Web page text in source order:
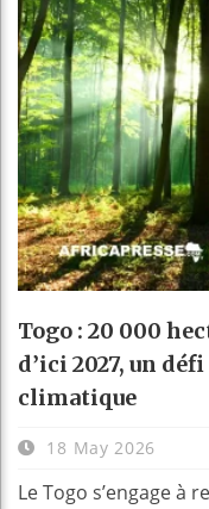
Togo : 20 000
d’ici 2027, un
climatique
18 May 2026
Le Togo s’engage à